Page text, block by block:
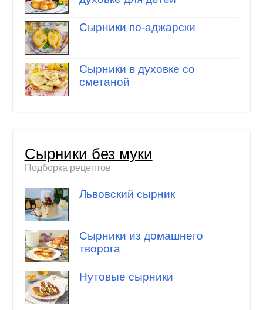
Сырники по-аджарски
Сырники в духовке со
сметаной
Сырники без муки
Подборка рецептов
Львовский сырник
Сырники из домашнего
творога
Нутовые сырники